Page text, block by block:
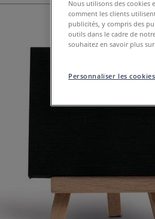
Nous utilisons des cookies
comment les clients
publicités, y compris des
outils dans le cadre de
souhaitez en savoir plus
Personnaliser les cookies